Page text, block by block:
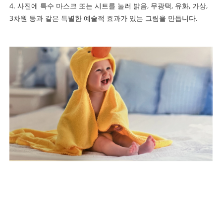
4. 사진에 특수 마스크 또는 시트를 눌러 밝음, 무광택, 유화, 가상,
3차원 등과 같은 특별한 예술적 효과가 있는 그림을 만듭니다.